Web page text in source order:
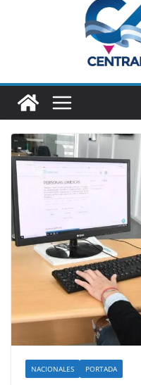
NACIONALES PORTADA